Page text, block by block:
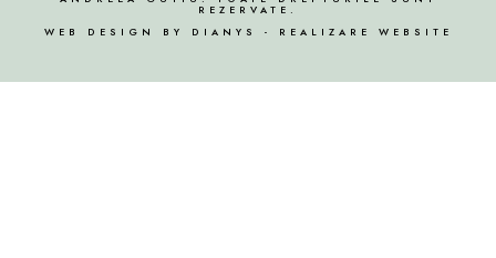
REZERVATE.
WEB DESIGN
BY DIANYS - REALIZARE WEBSITE